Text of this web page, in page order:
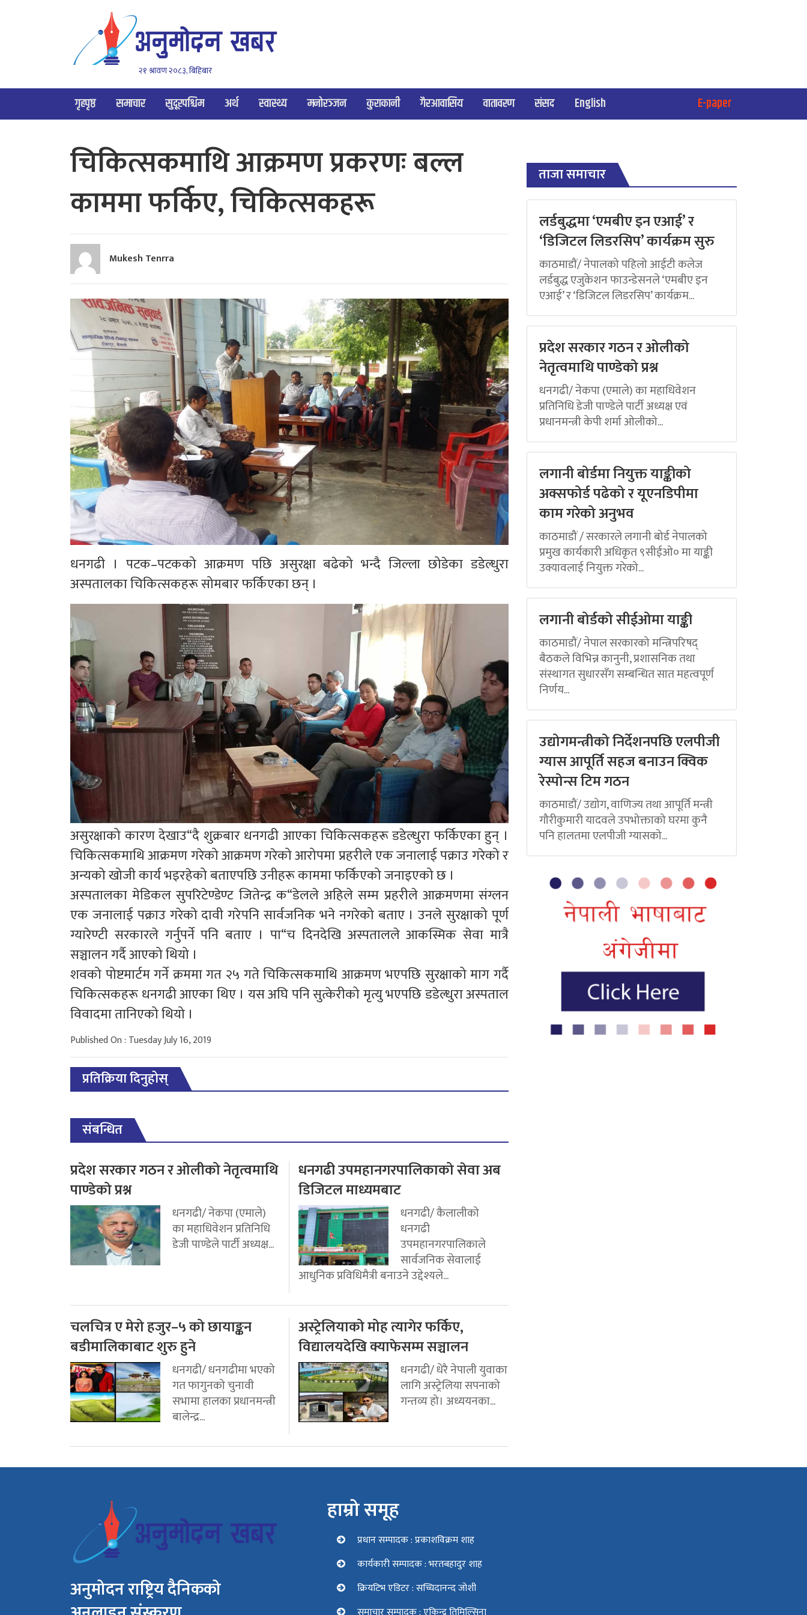
२१ श्रावण २०८३, बिहिबार
गृहपृष्ठ समाचार सुदूरपश्चिम अर्थ स्वास्थ्य मनोरञ्जन कुराकानी गैरआवासिय वातावरण संसद English E-paper
चिकित्सकमाथि आक्रमण प्रकरणः बल्ल
काममा फर्किए, चिकित्सकहरू
Mukesh Tenrra
धनगढी । पटक–पटकको आक्रमण पछि असुरक्षा बढेको भन्दै जिल्ला छोडेका डडेल्धुरा
अस्पतालका चिकित्सकहरू सोमबार फर्किएका छन् ।
असुरक्षाको कारण देखाउ“दै शुक्रबार धनगढी आएका चिकित्सकहरू डडेल्धुरा फर्किएका हुन् ।
चिकित्सकमाथि आक्रमण गरेको आक्रमण गरेको आरोपमा प्रहरीले एक जनालाई पक्राउ गरेको र
अन्यको खोजी कार्य भइरहेको बताएपछि उनीहरू काममा फर्किएको जनाइएको छ ।
अस्पतालका मेडिकल सुपरिटेण्डेण्ट जितेन्द्र क“डेलले अहिले सम्म प्रहरीले आक्रमणमा संग्लन
एक जनालाई पक्राउ गरेको दावी गरेपनि सार्वजनिक भने नगरेको बताए । उनले सुरक्षाको पूर्ण
ग्यारेण्टी सरकारले गर्नुपर्ने पनि बताए । पा“च दिनदेखि अस्पतालले आकस्मिक सेवा मात्रै
सञ्चालन गर्दै आएको थियो ।
शवको पोष्टमार्टम गर्ने क्रममा गत २५ गते चिकित्सकमाथि आक्रमण भएपछि सुरक्षाको माग गर्दै
चिकित्सकहरू धनगढी आएका थिए । यस अघि पनि सुत्केरीको मृत्यु भएपछि डडेल्धुरा अस्पताल
विवादमा तानिएको थियो ।
Published On : Tuesday July 16, 2019
प्रतिक्रिया दिनुहोस्
संबन्धित
प्रदेश सरकार गठन र ओलीको नेतृत्वमाथि
पाण्डेको प्रश्न
धनगढी/ नेकपा (एमाले)
का महाधिवेशन प्रतिनिधि
डेजी पाण्डेले पार्टी अध्यक्ष...
धनगढी उपमहानगरपालिकाको सेवा अब
डिजिटल माध्यमबाट
धनगढी/ कैलालीको
धनगढी
उपमहानगरपालिकाले
सार्वजनिक सेवालाई
आधुनिक प्रविधिमैत्री बनाउने उद्देश्यले...
चलचित्र ए मेरो हजुर–५ को छायाङ्कन
बडीमालिकाबाट शुरु हुने
धनगढी/ धनगढीमा भएको
गत फागुनको चुनावी
सभामा हालका प्रधानमन्त्री
बालेन्द्र...
अस्ट्रेलियाको मोह त्यागेर फर्किए,
विद्यालयदेखि क्याफेसम्म सञ्चालन
धनगढी/ धेरै नेपाली युवाका
लागि अस्ट्रेलिया सपनाको
गन्तव्य हो। अध्ययनका...
ताजा समाचार
लर्डबुद्धमा ‘एमबीए इन एआई’ र
‘डिजिटल लिडरसिप’ कार्यक्रम सुरु
काठमाडौं/ नेपालको पहिलो आईटी कलेज
लर्डबुद्ध एजुकेशन फाउन्डेसनले ‘एमबीए इन
एआई’ र ‘डिजिटल लिडरसिप’ कार्यक्रम...
प्रदेश सरकार गठन र ओलीको
नेतृत्वमाथि पाण्डेको प्रश्न
धनगढी/ नेकपा (एमाले) का महाधिवेशन
प्रतिनिधि डेजी पाण्डेले पार्टी अध्यक्ष एवं
प्रधानमन्त्री केपी शर्मा ओलीको...
लगानी बोर्डमा नियुक्त याङ्कीको
अक्सफोर्ड पढेको र यूएनडिपीमा
काम गरेको अनुभव
काठमाडौं / सरकारले लगानी बोर्ड नेपालको
प्रमुख कार्यकारी अधिकृत ९सीईओ० मा याङ्की
उक्यावलाई नियुक्त गरेको...
लगानी बोर्डको सीईओमा याङ्की
काठमाडौं/ नेपाल सरकारको मन्त्रिपरिषद्
बैठकले विभिन्न कानुनी, प्रशासनिक तथा
संस्थागत सुधारसँग सम्बन्धित सात महत्वपूर्ण
निर्णय...
उद्योगमन्त्रीको निर्देशनपछि एलपीजी
ग्यास आपूर्ति सहज बनाउन क्विक
रेस्पोन्स टिम गठन
काठमाडौं/ उद्योग, वाणिज्य तथा आपूर्ति मन्त्री
गौरीकुमारी यादवले उपभोक्ताको घरमा कुनै
पनि हालतमा एलपीजी ग्यासको...
अनुमोदन राष्ट्रिय दैनिकको
हाम्रो समूह
प्रधान सम्पादक : प्रकाशविक्रम शाह
कार्यकारी सम्पादक : भरतबहादुर शाह
क्रियटिभ एडिटर : सच्चिदानन्द जोशी